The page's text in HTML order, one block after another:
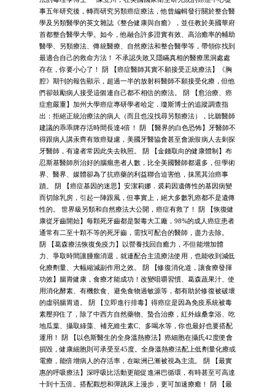
事五年研究後，轉而研究另類癌症療法，他曾編輯發行關於整合醫
學及另類醫學的英文雜誌《整合健康與自癒》，並任教於美國華府
首都整合醫學大學。如今，他融合許多證實有效、高治癒率的輔助
醫學、另類療法、傳統醫療、自然療法和整合醫學等，帶領你找到
最適合自己的救命方法！ 不承認失敗又隱瞞真相的醫療黑洞處處
存在，你要小心了！ 阴 【癌症醫師其實不願接受正統療法】《胸
腔》期刊的報告顯示，超過一半的放射科醫師不願接受化療，但他
們卻鼓勵病人接受這個連自己都不相信的療法。 阴 【愈治療、癌
症愈嚴重】加州大學癌症專研學者哈定．瓊斯博士的追蹤調查指
出：拒絕正統治療法的病人（而且也沒找尋另類療法），比聽醫師
建議的乖乖牌存活時間長達4倍！ 阴 【醫界的白色恐怖】牙醫師不
得跟病人講汞齊有致癌疑慮，美國牙醫協會甚至會派假病人去刺探
牙醫師，有違者常因此失去執照。 阴 【金錢取向的健康體制】布
忍斯基醫師所治好的腦瘤患者人數，比全美國醫師都還多，但學術
界、醫界、媒體卻為了抗癌藥的利益聯合迫害他，抹黑其治癌事
蹟。 阴 【癌症基因的迷思】安潔莉娜．裘莉因遺傳性的基因病變
而切除乳房，引起一陣跟風，但事實上，絕大多數乳癌都不是遺傳
性的。 世界級另類和自然療法大公開，癌症有救了！ 阴 【恢復健
康從牙齒開始】每顆死牙齒都是製毒大工廠，98%的成人癌症患者
通常有二至十顆不等的死牙齒，需找可配合的醫師，盡力去除。
阴 【葛森療法恢復免疫力】以營養找回自癒力，不但能增加體
力、爭取時間讓腫瘤消退，就連配合主流療法使用，也能收到減低
化療劑量、大幅縮減副作用之效。 阴 【修復消化道，讓食療發揮
功效】腸胃健康，食療才能成功！改變咀嚼習慣、葛森蔬果汁、使
用消化酵素、有機飲食、避免食物過敏源等，都有助於修復被破壞
的虛弱腸胃道。 阴 【立即進行排毒】得癌症是因為免疫系統被毒
素壓抑住了，除了中西方自然藥物、蟄合治療，紅外線桑拿浴、吃
地瓜葉、攝取綠藻、補充維生素C、多喝水等，你也最好也要搭配
運用！ 阴 【以色斯醫生的全身溫熱療法】癌細胞在攝氏42度便會
損毀，健康細胞則可承受至45度。全身溫熱療法配上低劑量化療或
電療，能倍增病人的存活率，在歐洲已漸被視為主流。 阴 【最實
惠的呼吸療法】深呼吸比活動更能促進淋巴循環，有時甚至可高達
十到十五倍。搭配觀想和彈跳床上漫步，更可加速療癒！ 阴 【最